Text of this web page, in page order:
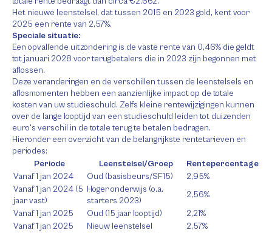
Het nieuwe leenstelsel, dat tussen 2015 en 2023 gold, kent voor
2025 een rente van 2,57%.
Speciale situatie:
Een opvallende uitzondering is de vaste rente van 0,46% die geldt
tot januari 2028 voor terugbetalers die in 2023 zijn begonnen met
aflossen.
Deze veranderingen en de verschillen tussen de leenstelsels en
aflosmomenten hebben een aanzienlijke impact op de totale
kosten van uw studieschuld. Zelfs kleine rentewijzigingen kunnen
over de lange looptijd van een studieschuld leiden tot duizenden
euro’s verschil in de totale terug te betalen bedragen.
Hieronder een overzicht van de belangrijkste rentetarieven en
periodes:
Periode
Leenstelsel/Groep
Rentepercentage
Vanaf 1 jan 2024
Oud (basisbeurs/SF15)
2,95%
Vanaf 1 jan 2024 (5
jaar vast)
Hoger onderwijs (o.a.
starters 2023)
2,56%
Vanaf 1 jan 2025
Oud (15 jaar looptijd)
2,21%
Vanaf 1 jan 2025
Nieuw leenstelsel
2,57%